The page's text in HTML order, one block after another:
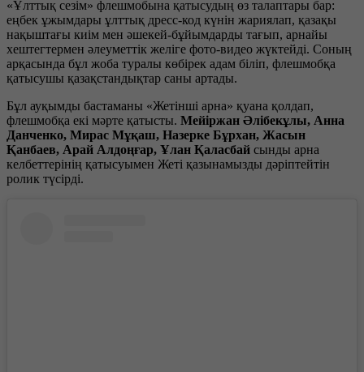
«Ұлттық сезім» флешмобына қатысудың өз талаптары бар:
еңбек ұжымдары ұлттық дресс-код күнін жариялап, қазақы
нақыштағы киім мен әшекей-бұйымдарды тағып, арнайы
хештегтермен әлеуметтік желіге фото-видео жүктейді. Соның
арқасында бұл жоба туралы көбірек адам біліп, флешмобқа
қатысушы қазақстандықтар саны артады.
Бұл ауқымды бастаманы «Жетінші арна» қуана қолдап,
флешмобқа екі мәрте қатысты. Мейіржан Әлібекұлы, Анна
Данченко, Мирас Мұқаш, Назерке Бұрхан, Жасын
Қанбаев, Арай Алдоңғар, Ұлан Қаласбай сынды арна
келбеттерінің қатысуымен Жеті қазынамызды дәріптейтін
ролик түсірді.